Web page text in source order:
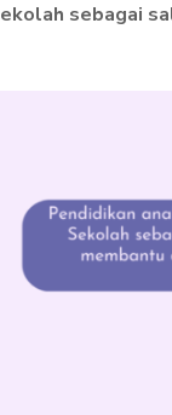
sebagai